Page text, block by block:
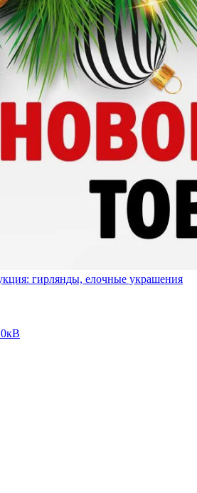
гирлянды, елочные украшения